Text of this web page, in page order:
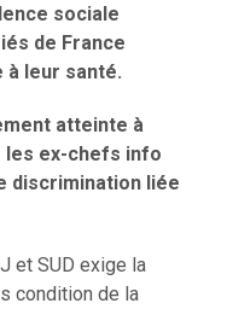
sociale
de France
leur santé.
atteinte à
les ex-chefs info
discrimination liée
et SUD exige la
condition de la